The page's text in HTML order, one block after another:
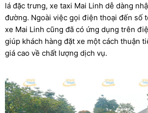
lá đặc trưng, xe taxi Mai Linh dễ dàng
đường. Ngoài việc gọi điện thoại đến số
xe Mai Linh cũng đã có ứng dụng trên
giúp khách hàng đặt xe một cách thuận
giá cao về chất lượng dịch vụ.